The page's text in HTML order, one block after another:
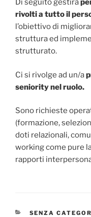
Di seguito gestirà
rivolti a tutto il
l’obiettivo di
struttura ed
strutturato.
Ci si rivolge ad un/a
seniority nel ruolo.
Sono richieste
(formazione,
doti relazionali,
working come pure
rapporti
SENZA